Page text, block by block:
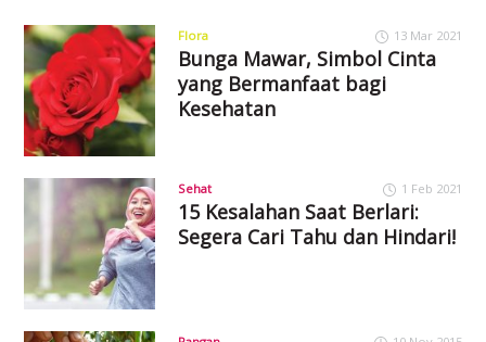
Flora 13 Mar 2021
Bunga Mawar, Simbol Cinta
yang Bermanfaat bagi
Kesehatan
Sehat 1 Feb 2021
15 Kesalahan Saat Berlari:
Segera Cari Tahu dan Hindari!